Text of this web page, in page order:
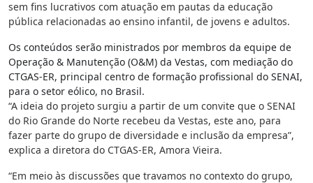
sem fins lucrativos com atuação em pautas da educação
pública relacionadas ao ensino infantil, de jovens e adultos.
Os conteúdos serão ministrados por membros da equipe de
Operação & Manutenção (O&M) da Vestas, com mediação do
CTGAS-ER, principal centro de formação profissional do SENAI,
para o setor eólico, no Brasil.
“A ideia do projeto surgiu a partir de um convite que o SENAI
do Rio Grande do Norte recebeu da Vestas, este ano, para
fazer parte do grupo de diversidade e inclusão da empresa”,
explica a diretora do CTGAS-ER, Amora Vieira.
“Em meio às discussões que travamos no contexto do grupo,